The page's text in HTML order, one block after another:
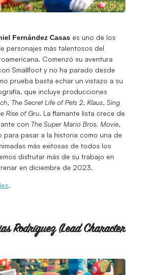
Fernández Casas es uno de los
personajes más talentosos del
Comenzó su aventura
Smallfoot y no ha parado desde
prueba basta echar un vistazo a su
que incluye producciones
, The Secret Life of Pets 2, Klaus, Sing
Rise of Gru. La flamante lista crece de
con The Super Mario Bros. Movie,
para pasar a la historia como una de
más exitosas de todos los
disfrutar más de su trabajo en
en diciembre de 2023.
.
Rodríguez (Lead Character